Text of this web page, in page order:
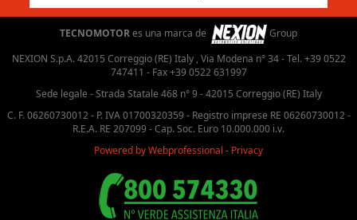
TECNOMOTORes una marca de
Group
NEXION S.p.A. 42015 Correggio (RE) Italy , Via Modena n° 34 - Tel. +39 0522
747411 - Fax +39 0522 631997
Sede legale - Strada Statale 468 n° 9 - 42015 Correggio (RE) Italy
C. F. 06260730012 - P. IVA 01700320359 - Registro imprese RE 06260730012 -
R.E.A. RE 207099 - Cap. Soc. Euro 10.000.000 i.v.
Powered by Webprofessional - Privacy